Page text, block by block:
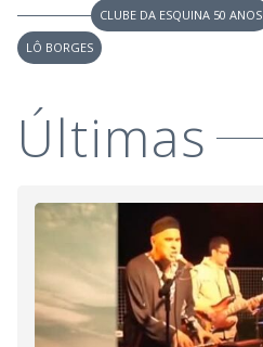
V
e
o
u
d
o
CLUBE DA ESQUINA 50 ANOS
LÔ BORGES
Últimas